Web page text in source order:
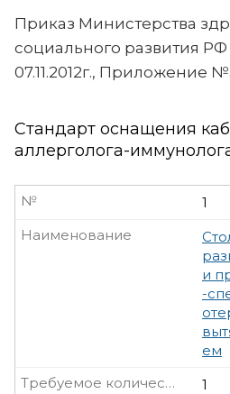
Приказ Министерства
социального развития
07.11.2012г., Приложение
Стандарт оснащения
аллерголога-
1
№
и
-
ем
Наименование
1
Требуемое количество, шт.